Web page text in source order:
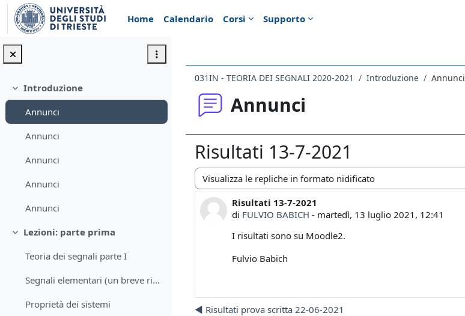
Vai al contenuto principale
Home
Calendario Corsi Supporto
Minimizza
Introduzione
Annunci
Annunci
Annunci
Annunci
Annunci
Minimizza
Lezioni: parte prima
Teoria dei segnali parte I
Segnali elementari (un breve riepilogo)
Proprietà dei sistemi
031IN - TEORIA DEI SEGNALI 2020-2021 Introduzione Annunci
Annunci
Risultati 13-7-2021
Modalità visualizzazione
Risultati 13-7-2021
di FULVIO BABICH - martedì, 13 luglio 2021, 12:41
Numero di risposte: 0
I risultati sono su Moodle2.
Fulvio Babich
◀︎ Risultati prova scritta 22-06-2021